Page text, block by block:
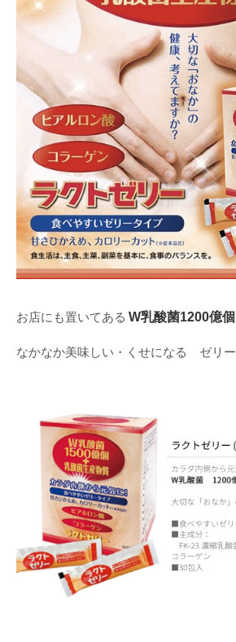
お店にも置いてある W乳酸菌1200億個
なかなか美味しい・くせになる ゼリー